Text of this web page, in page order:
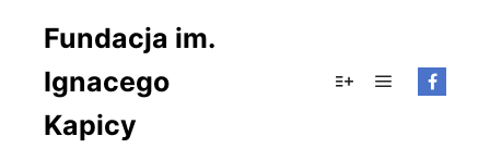
Fundacja im.
Ignacego
Kapicy